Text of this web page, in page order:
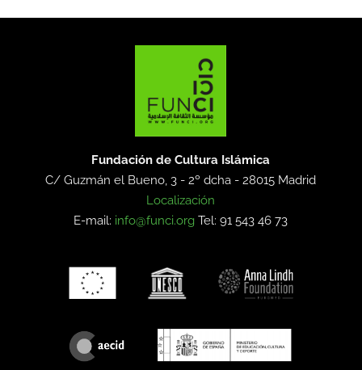
Fundación de Cultura Islámica
C/ Guzmán el Bueno, 3 - 2º dcha -28015 Madrid
Localización
E-mail: info@funci.org Tel: 91 543 46 73